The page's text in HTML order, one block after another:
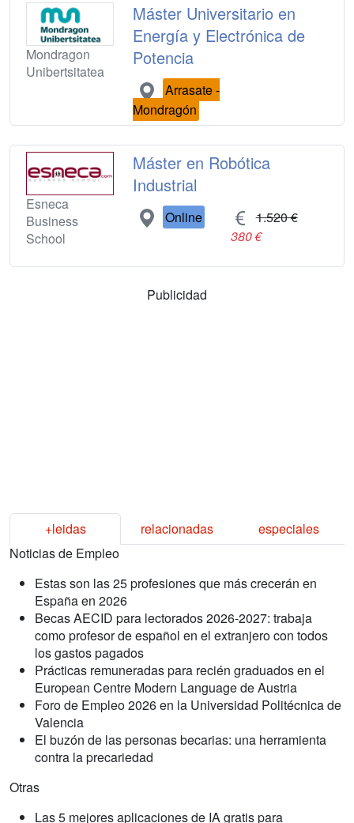
Mondragon
Unibertsitatea
Máster Universitario en
Energía y Electrónica de
Potencia
Arrasate -
Mondragón
Esneca
Business
School
Máster en Robótica
Industrial
Online
1.520 €
380 €
Publicidad
+leidas relacionadas
especiales
Noticias de Empleo
Estas son las 25 profesiones que más crecerán en
España en 2026
Becas AECID para lectorados 2026-2027: trabaja
como profesor de español en el extranjero con todos
los gastos pagados
Prácticas remuneradas para recién graduados en el
European Centre Modern Language de Austria
Foro de Empleo 2026 en la Universidad Politécnica de
Valencia
El buzón de las personas becarias: una herramienta
contra la precariedad
Otras
Las 5 mejores aplicaciones de IA gratis para